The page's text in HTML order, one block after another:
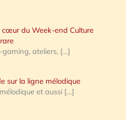
cœur du Week-end Culture
gaming, ateliers, […]
sur la ligne mélodique
et aussi […]